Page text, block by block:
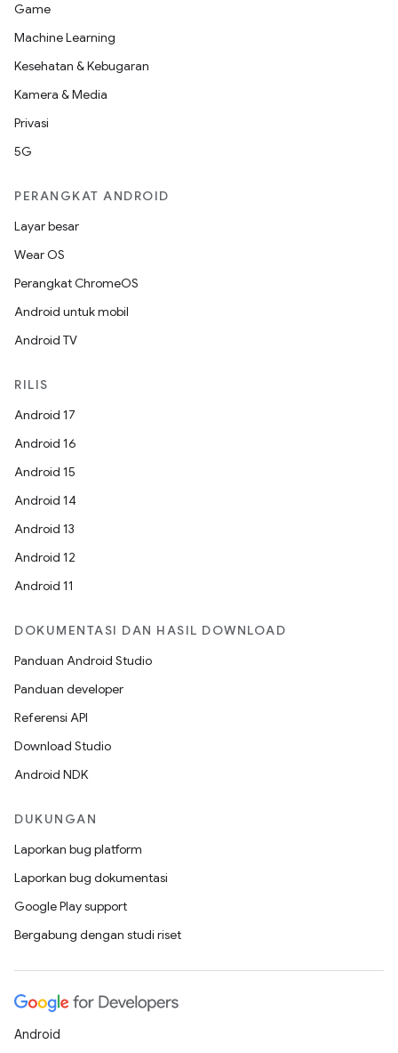
Game
Machine Learning
Kesehatan & Kebugaran
Kamera & Media
Privasi
5G
PERANGKAT ANDROID
Layar besar
Wear OS
Perangkat ChromeOS
Android untuk mobil
Android TV
RILIS
Android 17
Android 16
Android 15
Android 14
Android 13
Android 12
Android 11
DOKUMENTASI DAN HASIL DOWNLOAD
Panduan Android Studio
Panduan developer
Referensi API
Download Studio
Android NDK
DUKUNGAN
Laporkan bug platform
Laporkan bug dokumentasi
Google Play support
Bergabung dengan studi riset
Android